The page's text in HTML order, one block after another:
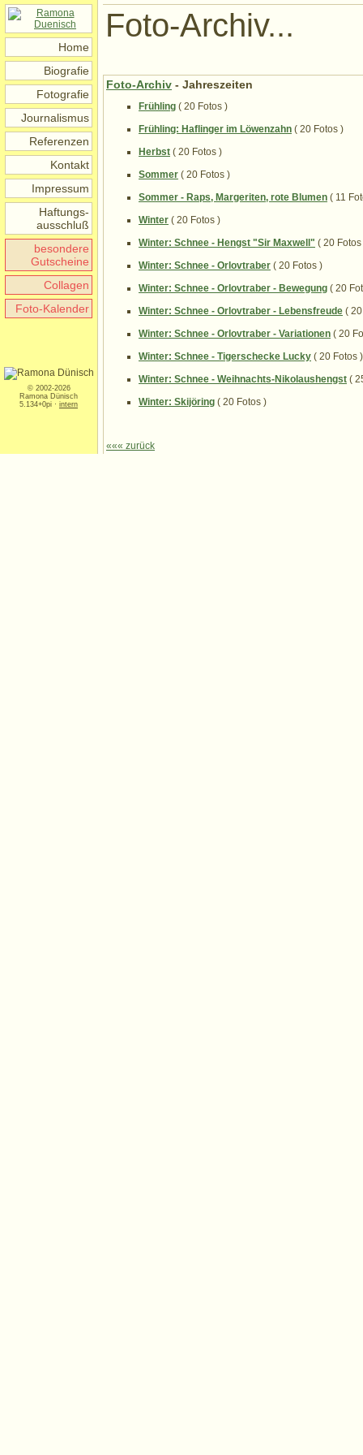
Home
Biografie
Fotografie
Journalismus
Referenzen
Kontakt
Impressum
Haftungs-
ausschluß
besondere
Gutscheine
Collagen
Foto-Kalender
© 2002-2026
Ramona Dünisch
5.134+0pi · intern
Foto-Archiv...
Foto-Archiv - Jahreszeiten
Frühling ( 20 Fotos )
Frühling: Haflinger im Löwenzahn ( 20 Fotos )
Herbst ( 20 Fotos )
Sommer ( 20 Fotos )
Sommer - Raps, Margeriten, rote Blumen ( 11
Winter ( 20 Fotos )
Winter: Schnee - Hengst "Sir Maxwell" ( 20 Fotos
Winter: Schnee - Orlovtraber ( 20 Fotos )
Winter: Schnee - Orlovtraber - Bewegung ( 20
Winter: Schnee - Orlovtraber - Lebensfreude (
Winter: Schnee - Orlovtraber - Variationen ( 20
Winter: Schnee - Tigerschecke Lucky ( 20 Fotos )
Winter: Schnee - Weihnachts-Nikolaushengst (
Winter: Skijöring ( 20 Fotos )
««« zurück